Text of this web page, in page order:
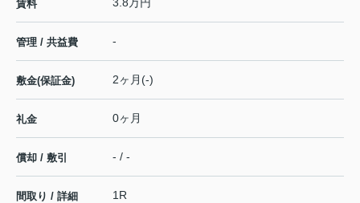
賃料
管理 / 共益費 -
敷金(保証金) 2ヶ月(-)
礼金 0ヶ月
償却 / 敷引 - / -
間取り / 詳細
1R